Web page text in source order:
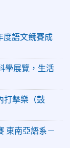
度語文競賽成
學展覽，生活
打擊樂（鼓
東南亞語系－